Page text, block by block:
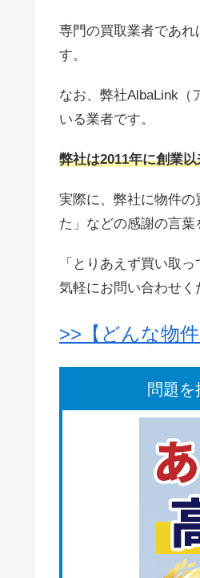
専門の買取業者であ
す。
なお、弊社AlbaLink（
いる業者です。
弊社は2011年に創業
実際に、弊社に物件の
た」などの感謝の言葉
「とりあえず買い取
気軽にお問い合わせく
>>【どんな物
問題を